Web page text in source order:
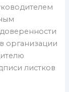
организации
листков